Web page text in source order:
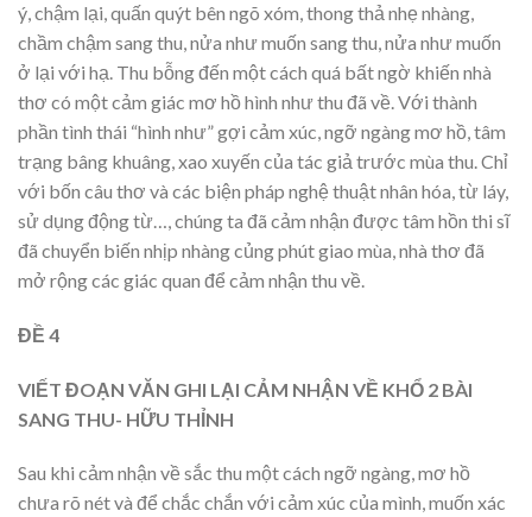
ý, chậm lại, quấn quýt bên ngõ xóm, thong thả nhẹ nhàng,
chầm chậm sang thu, nửa như muốn sang thu, nửa như muốn
ở lại với hạ. Thu bỗng đến một cách quá bất ngờ khiến nhà
thơ có một cảm giác mơ hồ hình như thu đã về. Với thành
phần tình thái “hình như” gợi cảm xúc, ngỡ ngàng mơ hồ, tâm
trạng bâng khuâng, xao xuyến của tác giả trước mùa thu. Chỉ
với bốn câu thơ và các biện pháp nghệ thuật nhân hóa, từ láy,
sử dụng động từ…, chúng ta đã cảm nhận được tâm hồn thi sĩ
đã chuyển biến nhịp nhàng củng phút giao mùa, nhà thơ đã
mở rộng các giác quan để cảm nhận thu về.
ĐỀ 4
VIẾT ĐOẠN VĂN GHI LẠI CẢM NHẬN VỀ KHỔ 2 BÀI
SANG THU- HỮU THỈNH
Sau khi cảm nhận về sắc thu một cách ngỡ ngàng, mơ hồ
chưa rõ nét và để chắc chắn với cảm xúc của mình, muốn xác